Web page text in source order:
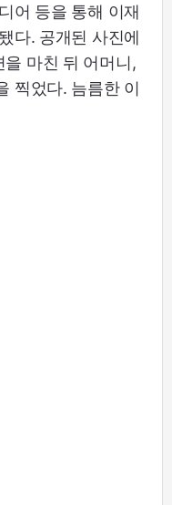
어 등을 통해 이재
다. 공개된 사진에
마친 뒤 어머니,
찍었다. 늠름한 이